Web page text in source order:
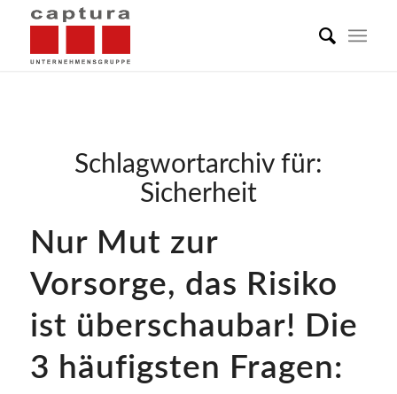
Schlagwortarchiv für:
Sicherheit
Nur Mut zur
Vorsorge, das Risiko
ist überschaubar! Die
3 häufigsten Fragen: